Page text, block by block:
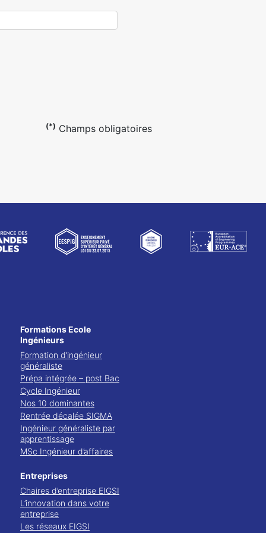
(*) Champs obligatoires
Formations Ecole
Ingénieurs
Formation d’ingénieur
généraliste
Prépa intégrée – post Bac
Cycle Ingénieur
Nos 10 dominantes
Rentrée décalée SIGMA
Ingénieur généraliste par
apprentissage
MSc Ingénieur d’affaires
Entreprises
Chaires d’entreprise EIGSI
L’innovation dans votre
entreprise
Les réseaux EIGSI